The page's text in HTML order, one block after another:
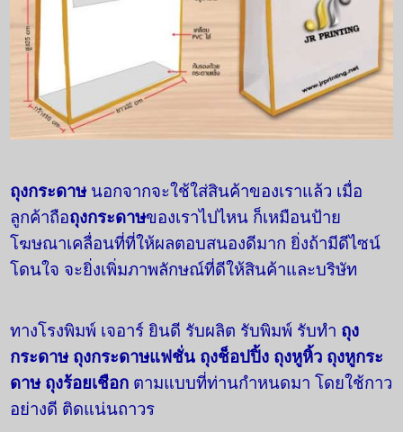
ถุงกระดาษ นอกจากจะใช้ใส่สินค้าของเราแล้ว เมื่อ
ลูกค้าถือถุงกระดาษของเราไปไหน ก็เหมือนป้าย
โฆษณาเคลื่อนที่ที่ให้ผลตอบสนองดีมาก ยิ่งถ้ามีดีไซน์
โดนใจ จะยิ่งเพิ่มภาพลักษณ์ที่ดีให้สินค้าและบริษัท
ทางโรงพิมพ์ เจอาร์ ยินดี รับผลิต รับพิมพ์ รับทำ ถุง
กระดาษ ถุงกระดาษแฟชั่น ถุงช็อปปิ้ง ถุงหูหิ้ว ถุงหูกระ
ดาษ ถุงร้อยเชือก ตามแบบที่ท่านกำหนดมา โดยใช้กาว
อย่างดี ติดแน่นถาวร